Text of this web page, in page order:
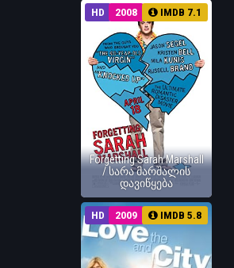
HD 2008 IMDB 7.1
Forgetting Sarah Marshall
/ სარა მარშალის
დავიწყება
HD 2009 IMDB 5.8